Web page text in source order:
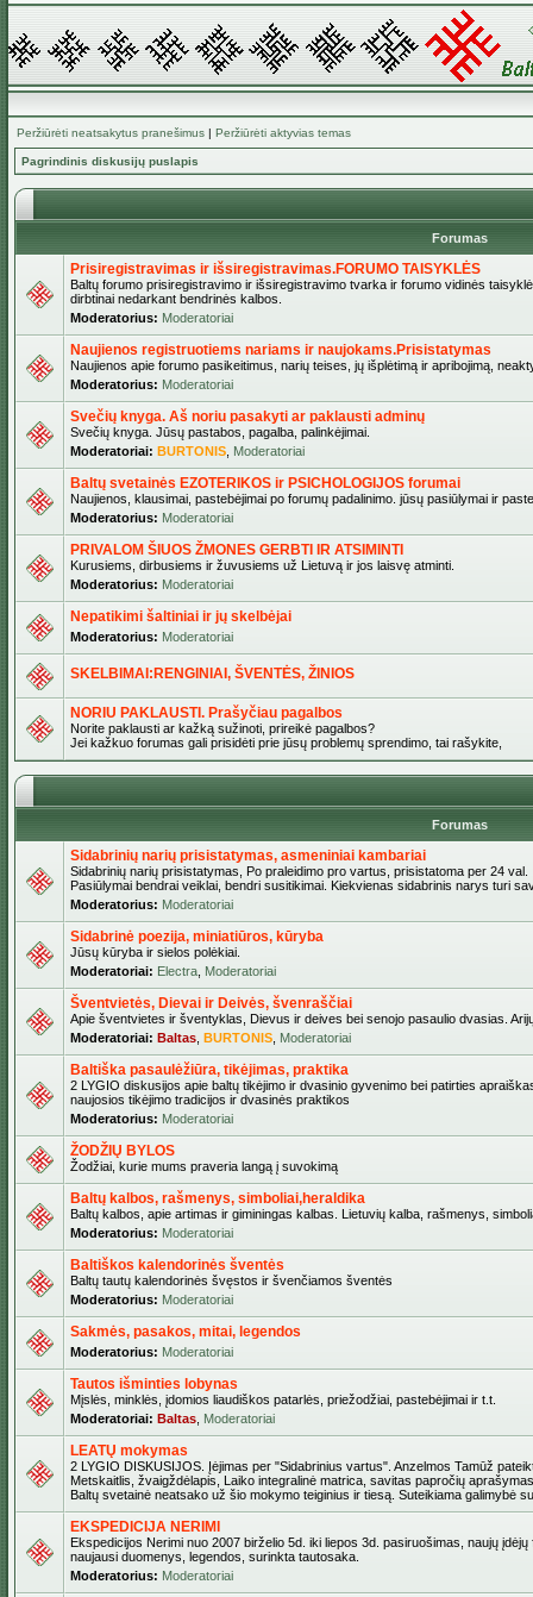
Peržiūrėti neatsakytus pranešimus | Peržiūrėti aktyvias temas
Pagrindinis diskusijų puslapis
Forumas
Prisiregistravimas ir išsiregistravimas.FORUMO TAISYKLĖS
Baltų forumo prisiregistravimo ir išsiregistravimo tvarka ir forumo vidinės
dirbtinai nedarkant bendrinės kalbos.
Moderatorius: Moderatoriai
Naujienos registruotiems nariams ir naujokams.Prisistatymas
Naujienos apie forumo pasikeitimus, narių teises, jų išplėtimą ir apribojimą,
Moderatorius: Moderatoriai
Svečių knyga. Aš noriu pasakyti ar paklausti adminų
Svečių knyga. Jūsų pastabos, pagalba, palinkėjimai.
Moderatoriai: BURTONIS Moderatoriai
Baltų svetainės EZOTERIKOS ir PSICHOLOGIJOS forumai
Naujienos, klausimai, pastebėjimai po forumų padalinimo. jūsų pasiūlymai ir
Moderatorius: Moderatoriai
PRIVALOM ŠIUOS ŽMONES GERBTI IR ATSIMINTI
Kurusiems, dirbusiems ir žuvusiems už Lietuvą ir jos laisvę atminti.
Moderatorius: Moderatoriai
Nepatikimi šaltiniai ir jų skelbėjai
Moderatorius: Moderatoriai
SKELBIMAI:RENGINIAI, ŠVENTĖS, ŽINIOS
NORIU PAKLAUSTI. Prašyčiau pagalbos
Norite paklausti ar kažką sužinoti, prireikė pagalbos?
Jei kažkuo forumas gali prisidėti prie jūsų problemų sprendimo, tai rašykite,
Forumas
Sidabrinių narių prisistatymas, asmeniniai kambariai
Sidabrinių narių prisistatymas, Po praleidimo pro vartus, prisistatoma per 24 val.
Pasiūlymai bendrai veiklai, bendri susitikimai. Kiekvienas sidabrinis narys turi
Moderatorius: Moderatoriai
Sidabrinė poezija, miniatiūros, kūryba
Jūsų kūryba ir sielos polėkiai.
Moderatoriai: Electra Moderatoriai
Šventvietės, Dievai ir Deivės, švenraščiai
Apie šventvietes ir šventyklas, Dievus ir deives bei senojo pasaulio dvasias.
Moderatoriai: Baltas BURTONIS Moderatoriai
Baltiška pasaulėžiūra, tikėjimas, praktika
2 LYGIO diskusijos apie baltų tikėjimo ir dvasinio gyvenimo bei patirties
naujosios tikėjimo tradicijos ir dvasinės praktikos
Moderatorius: Moderatoriai
ŽODŽIŲ BYLOS
Žodžiai, kurie mums praveria langą į suvokimą
Baltų kalbos, rašmenys, simboliai,heraldika
Baltų kalbos, apie artimas ir giminingas kalbas. Lietuvių kalba, rašmenys,
Moderatorius: Moderatoriai
Baltiškos kalendorinės šventės
Baltų tautų kalendorinės švęstos ir švenčiamos šventės
Moderatorius: Moderatoriai
Sakmės, pasakos, mitai, legendos
Moderatorius: Moderatoriai
Tautos išminties lobynas
Mįslės, minklės, įdomios liaudiškos patarlės, priežodžiai, pastebėjimai ir t.t.
Moderatoriai: Baltas Moderatoriai
LEATŲ mokymas
2 LYGIO DISKUSIJOS. Įėjimas per "Sidabrinius vartus". Anzelmos Tamūž
Metskaitlis, žvaigždėlapis, Laiko integralinė matrica, savitas papročių
Baltų svetainė neatsako už šio mokymo teiginius ir tiesą. Suteikiama galimybė
EKSPEDICIJA NERIMI
Ekspedicijos Nerimi nuo 2007 birželio 5d. iki liepos 3d. pasiruošimas, naujų
naujausi duomenys, legendos, surinkta tautosaka.
Moderatorius: Moderatoriai